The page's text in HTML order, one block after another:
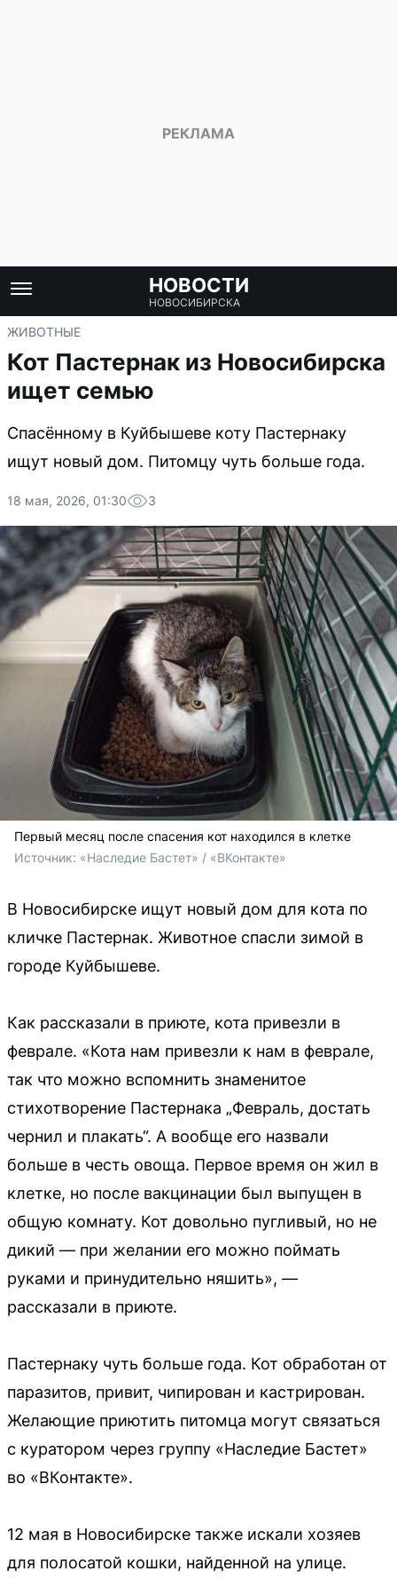
НОВОСТИ
НОВОСИБИРСКА
ЖИВОТНЫЕ
Кот Пастернак из Новосибирска
ищет семью
Спасённому в Куйбышеве коту Пастернаку
ищут новый дом. Питомцу чуть больше года.
18 мая, 2026, 01:30 3
Первый месяц после спасения кот находился в клетке
Источник: «Наследие Бастет» / «ВКонтакте»
В Новосибирске ищут новый дом для кота по
кличке Пастернак. Животное спасли зимой в
городе Куйбышеве.
Как рассказали в приюте, кота привезли в
феврале. «Кота нам привезли к нам в феврале,
так что можно вспомнить знаменитое
стихотворение Пастернака „Февраль, достать
чернил и плакать“. А вообще его назвали
больше в честь овоща. Первое время он жил в
клетке, но после вакцинации был выпущен в
общую комнату. Кот довольно пугливый, но не
дикий — при желании его можно поймать
руками и принудительно няшить», —
рассказали в приюте.
Пастернаку чуть больше года. Кот обработан от
паразитов, привит, чипирован и кастрирован.
Желающие приютить питомца могут связаться
с куратором через группу «Наследие Бастет»
во «ВКонтакте».
12 мая в Новосибирске также искали хозяев
для полосатой кошки, найденной на улице.